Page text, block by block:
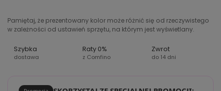
Pamiętaj, że prezentowany kolor może różnić się od rzeczywistego
w zależności od ustawień sprzętu, na którym jest wyświetlany.
Szybka
dostawa
Raty 0%
z Comfino
Zwrot
do 14 dni